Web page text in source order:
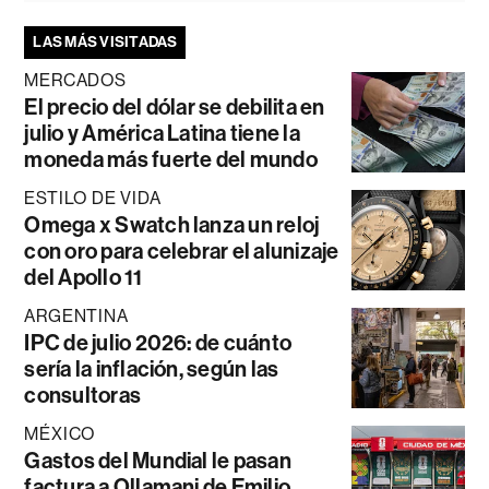
LAS MÁS VISITADAS
MERCADOS
El precio del dólar se debilita en
julio y América Latina tiene la
moneda más fuerte del mundo
ESTILO DE VIDA
Omega x Swatch lanza un reloj
con oro para celebrar el alunizaje
del Apollo 11
ARGENTINA
IPC de julio 2026: de cuánto
sería la inflación, según las
consultoras
MÉXICO
Gastos del Mundial le pasan